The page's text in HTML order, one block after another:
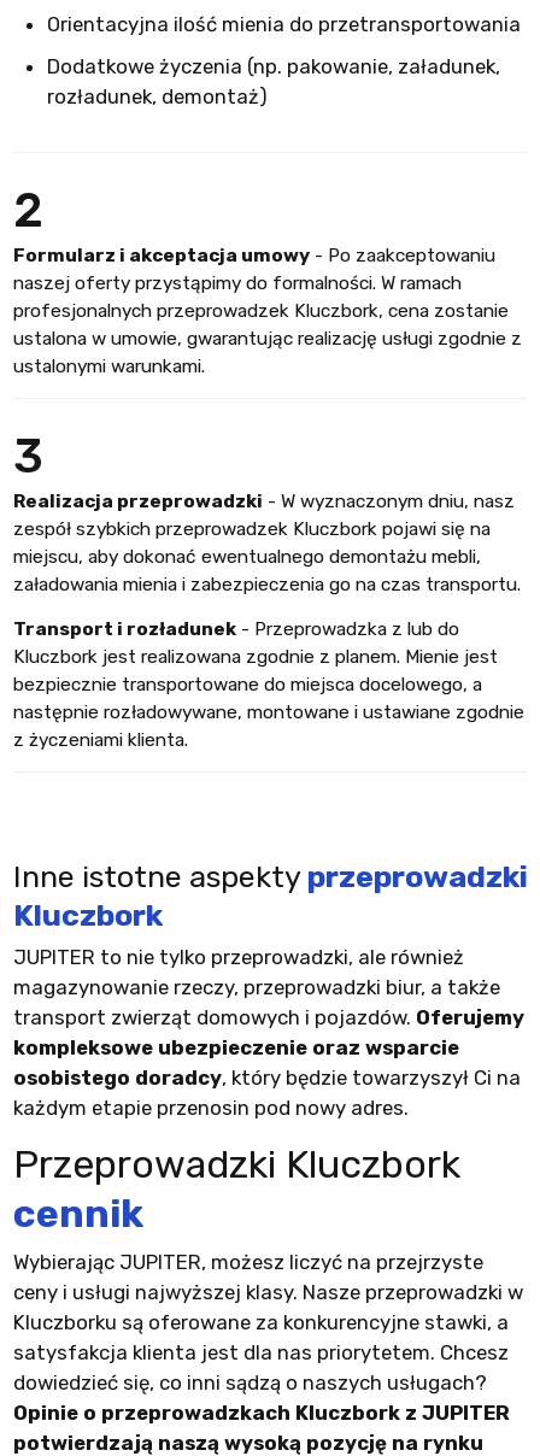
Orientacyjna ilość mienia do przetransportowania
Dodatkowe życzenia (np. pakowanie, załadunek,
rozładunek, demontaż)
2
Formularz i akceptacja umowy- Po zaakceptowaniu
naszej oferty przystąpimy do formalności. W ramach
profesjonalnych przeprowadzek Kluczbork, cena zostanie
ustalona w umowie, gwarantując realizację usługi zgodnie z
ustalonymi warunkami.
3
Realizacja przeprowadzki - W wyznaczonym dniu, nasz
zespół szybkich przeprowadzek Kluczbork pojawi się na
miejscu, aby dokonać ewentualnego demontażu mebli,
załadowania mienia i zabezpieczenia go na czas transportu.
Transport i rozładunek- Przeprowadzka z lub do
Kluczbork jest realizowana zgodnie z planem. Mienie jest
bezpiecznie transportowane do miejsca docelowego, a
następnie rozładowywane, montowane i ustawiane zgodnie
z życzeniami klienta.
Inne istotne aspekty przeprowadzki
Kluczbork
JUPITER to nie tylko przeprowadzki, ale również
magazynowanie rzeczy, przeprowadzki biur, a także
transport zwierząt domowych i pojazdów. Oferujemy
kompleksowe ubezpieczenie oraz wsparcie
osobistego doradcy, który będzie towarzyszył Ci na
każdym etapie przenosin pod nowy adres.
Przeprowadzki Kluczbork
cennik
Wybierając JUPITER, możesz liczyć na przejrzyste
ceny i usługi najwyższej klasy. Nasze przeprowadzki w
Kluczborku są oferowane za konkurencyjne stawki, a
satysfakcja klienta jest dla nas priorytetem. Chcesz
dowiedzieć się, co inni sądzą o naszych usługach?
Opinie o przeprowadzkach Kluczbork z JUPITER
potwierdzają naszą wysoką pozycję na rynku